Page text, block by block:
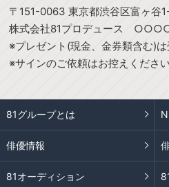
〒151-0063 東京都渋谷区富ヶ谷
株式会社81プロデュース
※プレゼント(現金、金券類含む)は
※サインのご依頼はお控えください
81グループとは
俳優情報
81オーディション